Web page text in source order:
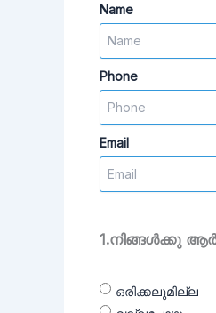
Name
Phone
Email
1.നിങ്ങൾക്കു
ഒരിക്കലുമില്ല